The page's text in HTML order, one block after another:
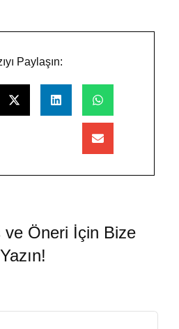
Paylaşın:
ve Öneri İçin Bize
Yazın!